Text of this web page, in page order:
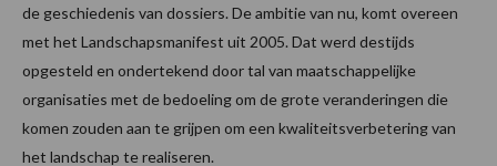
de geschiedenis van dossiers. De ambitie van nu, komt overeen
met het Landschapsmanifest uit 2005. Dat werd destijds
opgesteld en ondertekend door tal van maatschappelijke
organisaties met de bedoeling om de grote veranderingen die
komen zouden aan te grijpen om een kwaliteitsverbetering van
het landschap te realiseren.